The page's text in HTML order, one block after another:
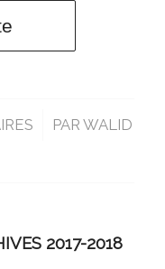
PAR WALID
2017-2018